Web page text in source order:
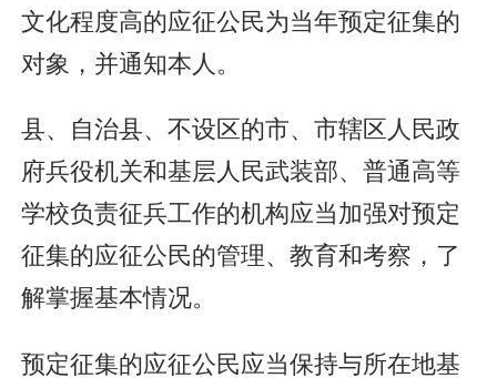
文化程度高的应征公民为当年预定征集的
对象，并通知本人。
县、自治县、不设区的市、市辖区人民政
府兵役机关和基层人民武装部、普通高等
学校负责征兵工作的机构应当加强对预定
征集的应征公民的管理、教育和考察，了
解掌握基本情况。
预定征集的应征公民应当保持与所在地基